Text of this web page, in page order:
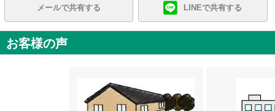
メールで共有する LINEで共有する
お客様の声